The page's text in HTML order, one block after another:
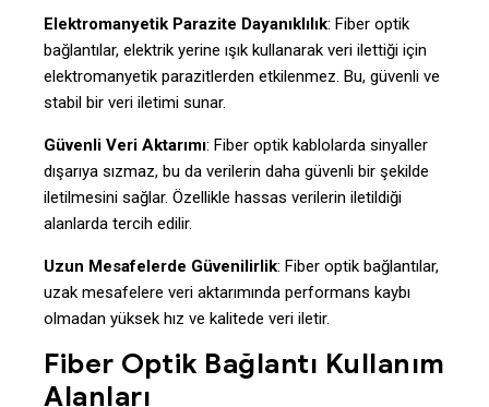
Elektromanyetik Parazite Dayanıklılık: Fiber optik
bağlantılar, elektrik yerine ışık kullanarak veri ilettiği için
elektromanyetik parazitlerden etkilenmez. Bu, güvenli ve
stabil bir veri iletimi sunar.
Güvenli Veri Aktarımı: Fiber optik kablolarda sinyaller
dışarıya sızmaz, bu da verilerin daha güvenli bir şekilde
iletilmesini sağlar. Özellikle hassas verilerin iletildiği
alanlarda tercih edilir.
Uzun Mesafelerde Güvenilirlik: Fiber optik bağlantılar,
uzak mesafelere veri aktarımında performans kaybı
olmadan yüksek hız ve kalitede veri iletir.
Fiber Optik Bağlantı Kullanım
Alanları